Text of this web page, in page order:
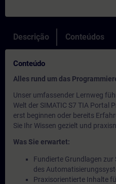
Descrição Conteúdos
Conteúdo
Alles rund um das
Unser umfassender Lernweg
Welt der SIMATIC S7 TIA Portal
erst beginnen oder bereits
Sie Ihr Wissen gezielt und
Was Sie erwartet:
Fundierte Grundlagen
des
Praxisorientierte Inhalte